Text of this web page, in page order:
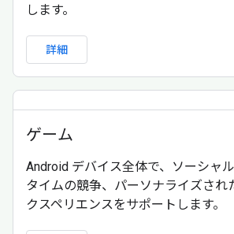
します。
詳細
ゲーム
Android デバイス全体で、ソーシャ
タイムの競争、パーソナライズされ
クスペリエンスをサポートします。